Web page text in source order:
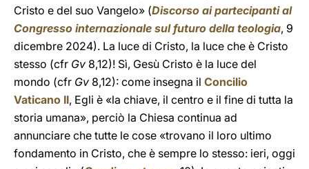
Cristo e del suo Vangelo» (Discorso ai partecipanti al
Congresso internazionale sul futuro della teologia, 9
dicembre 2024). La luce di Cristo, la luce che è Cristo
stesso (cfr Gv 8,12)! Sì, Gesù Cristo è la luce del
mondo (cfr Gv 8,12): come insegna il Concilio
Vaticano II, Egli è «la chiave, il centro e il fine di tutta la
storia umana», perciò la Chiesa continua ad
annunciare che tutte le cose «trovano il loro ultimo
fondamento in Cristo, che è sempre lo stesso: ieri, oggi